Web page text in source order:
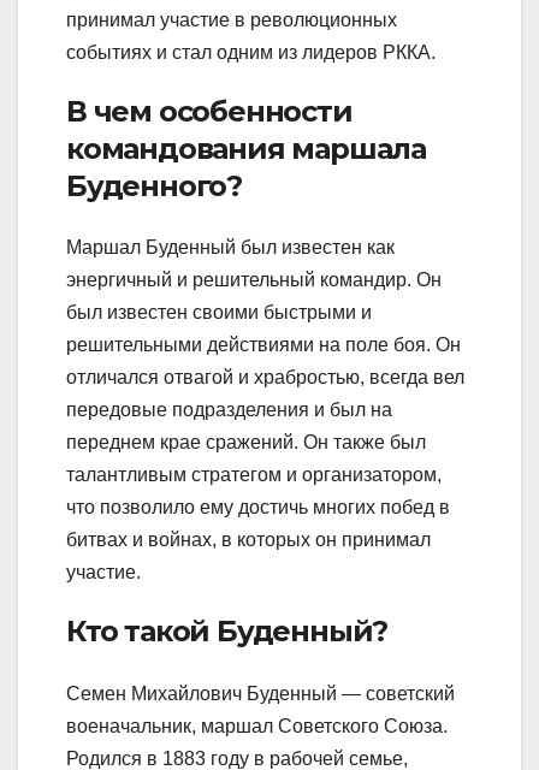
принимал участие в революционных
событиях и стал одним из лидеров РККА.
В чем особенности
командования маршала
Буденного?
Маршал Буденный был известен как
энергичный и решительный командир. Он
был известен своими быстрыми и
решительными действиями на поле боя. Он
отличался отвагой и храбростью, всегда вел
передовые подразделения и был на
переднем крае сражений. Он также был
талантливым стратегом и организатором,
что позволило ему достичь многих побед в
битвах и войнах, в которых он принимал
участие.
Кто такой Буденный?
Семен Михайлович Буденный — советский
военачальник, маршал Советского Союза.
Родился в 1883 году в рабочей семье,